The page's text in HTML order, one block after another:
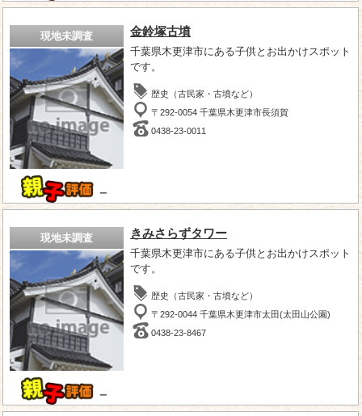
現地未調査
－
金鈴塚古墳
千葉県木更津市にある子供とお出かけスポット
です。
歴史（古民家・古墳など）
〒292-0054 千葉県木更津市長須賀
0438-23-0011
現地未調査
－
きみさらずタワー
千葉県木更津市にある子供とお出かけスポット
です。
歴史（古民家・古墳など）
〒292-0044 千葉県木更津市太田(太田山公園)
0438-23-8467